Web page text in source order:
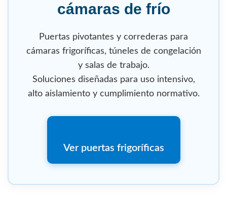
cámaras de frío
Puertas pivotantes y correderas para
cámaras frigoríficas, túneles de congelación
y salas de trabajo.
Soluciones diseñadas para uso intensivo,
alto aislamiento y cumplimiento normativo.
Ver puertas frigoríficas